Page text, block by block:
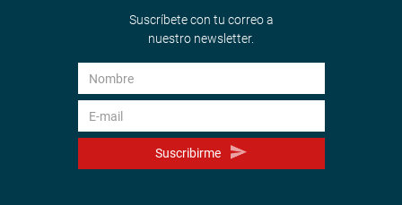
Suscríbete con tu correo a
nuestro newsletter.
Suscribirme